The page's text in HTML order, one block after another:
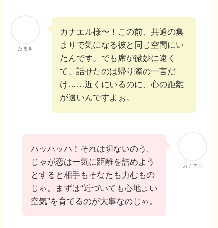
たまき
カナエル様〜！この前、共通の集
まりで気になる彼と同じ空間にい
たんです。でも席が微妙に遠く
て、話せたのは帰り際の一言だ
け……近くにいるのに、心の距離
が遠いんですよぉ。
カナエル
ハッハッハ！それは切ないのう、
じゃが恋は一気に距離を詰めよう
とすると相手もそなたも力むもの
じゃ。まずは“近づいても心地よい
空気”を育てるのが大事なのじゃ。